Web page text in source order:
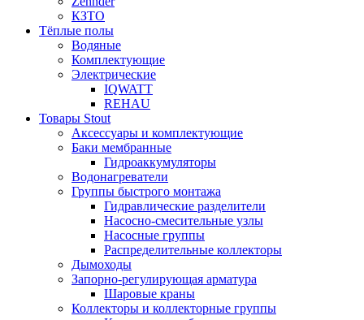
КЗТО
Тёплые полы
Водяные
Комплектующие
Электрические
IQWATT
REHAU
Товары Stout
Аксессуары и комплектующие
Баки мембранные
Гидроаккумуляторы
Водонагреватели
Группы быстрого монтажа
Гидравлические разделители
Насосно-смесительные узлы
Насосные группы
Распределительные коллекторы
Дымоходы
Запорно-регулирующая арматура
Шаровые краны
Коллекторы и коллекторные группы